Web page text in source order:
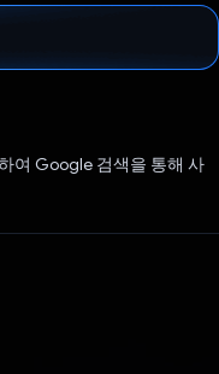
여 Google 검색을 통해 사